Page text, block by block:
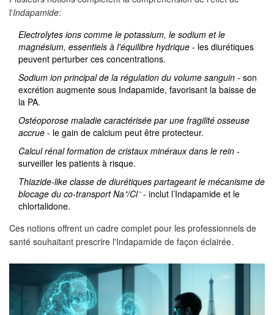
l'Indapamide:
Electrolytes ions comme le potassium, le sodium et le
magnésium, essentiels à l'équilibre hydrique - les diurétiques
peuvent perturber ces concentrations.
Sodium ion principal de la régulation du volume sanguin - son
excrétion augmente sous Indapamide, favorisant la baisse de
la PA.
Ostéoporose maladie caractérisée par une fragilité osseuse
accrue - le gain de calcium peut être protecteur.
Calcul rénal formation de cristaux minéraux dans le rein -
surveiller les patients à risque.
Thiazide‑like classe de diurétiques partageant le mécanisme de
blocage du co‑transport Na⁺/Cl⁻- inclut l’Indapamide et le
chlortalidone.
Ces notions offrent un cadre complet pour les professionnels de
santé souhaitant prescrire l'Indapamide de façon éclairée.